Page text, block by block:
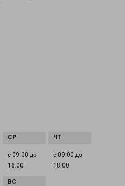
с 09:00 до
18:00
с 09:00 до
18:00